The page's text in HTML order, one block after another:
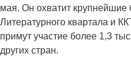
мая. Он охватит крупнейшие
Литературного квартала и
примут участие более 1,3
других стран.